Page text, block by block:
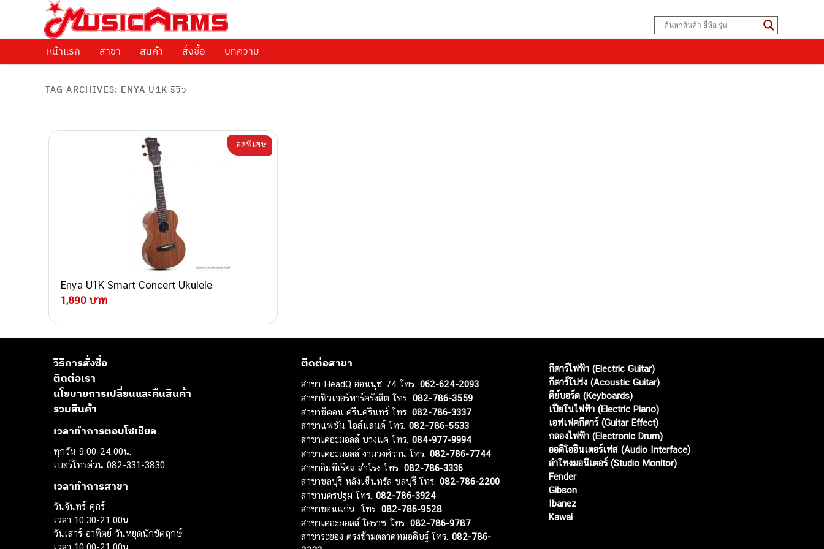
Music Arms
ศูนย์รวมครื่องดนตรีทุกชนิด ตั้งแต่เริ่มต้นถึงมืออาชีพ
Skip to primary content
Skip to secondary content
หน้าแรก สาขา สินค้า สั่งซื้อ บทความ
TAG ARCHIVES: ENYA U1K รีวิว
Enya U1K Smart Concert Ukulele
1,890 บาท
ลดพิเศษ
วิธีการสั่งซื้อ
ติดต่อเรา
นโยบายการเปลี่ยนและคืนสินค้า
รวมสินค้า
เวลาทำการตอบโซเชียล
ทุกวัน 9.00-24.00น.
เบอร์โทรด่วน 082-331-3830
เวลาทำการสาขา
วันจันทร์-ศุกร์
เวลา 10.30-21.00น.
วันเสาร์-อาทิตย์ วันหยุดนักขัตฤกษ์
เวลา 10.00-21.00น.
ติดต่อสาขา
สาขา HeadQ อ่อนนุช 74 โทร.062-624-2093
สาขาฟิวเจอร์พาร์ครังสิต โทร.082-786-3559
สาขาซีคอน ศรีนครินทร์ โทร.082-786-3337
สาขาแฟชั่น ไอส์แลนด์ โทร.082-786-5533
สาขาเดอะมอลล์ บางแค โทร.084-977-9994
สาขาเดอะมอลล์ งามวงศ์วาน โทร.082-786-7744
สาขาอิมพีเรียล สำโรง โทร.082-786-3336
สาขาชลบุรี หลังเซ็นทรัล ชลบุรี โทร.082-786-2200
สาขานครปฐม โทร.082-786-3924
สาขาขอนแก่น โทร.082-786-9528
สาขาเดอะมอลล์ โคราช โทร.082-786-9787
สาขาระยอง ตรงข้ามตลาดหมอดิษฐ์ โทร.082-786-
กีตาร์ไฟฟ้า (Electric Guitar)
กีตาร์โปร่ง (Acoustic Guitar)
คีย์บอร์ด (Keyboards)
เปียโนไฟฟ้า (Electric Piano)
เอฟเฟคกีตาร์ (Guitar Effect)
กลองไฟฟ้า (Electronic Drum)
ออดิโออินเตอร์เฟส (Audio Interface)
ลำโพงมอนิเตอร์ (Studio Monitor)
Fender
Gibson
Ibanez
Kawai